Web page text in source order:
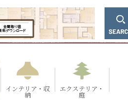
インテリア・収
納
エクステリア・
庭